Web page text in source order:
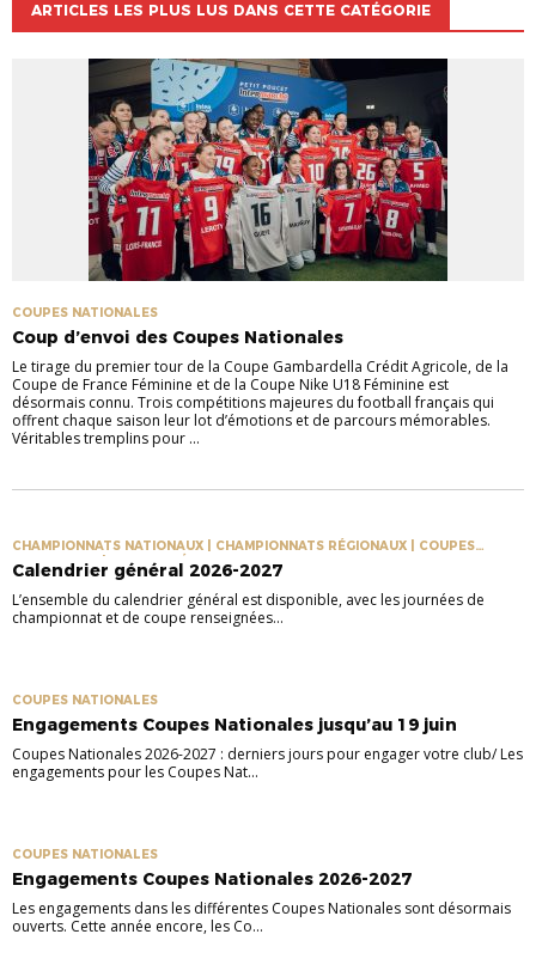
ARTICLES LES PLUS LUS DANS CETTE CATÉGORIE
COUPES NATIONALES
Coup d’envoi des Coupes Nationales
Le tirage du premier tour de la Coupe Gambardella Crédit Agricole, de la
Coupe de France Féminine et de la Coupe Nike U18 Féminine est
désormais connu. Trois compétitions majeures du football français qui
offrent chaque saison leur lot d’émotions et de parcours mémorables.
Véritables tremplins pour ...
CHAMPIONNATS NATIONAUX | CHAMPIONNATS RÉGIONAUX | COUPES
NATIONALES | COUPES RÉGIONALES
Calendrier général 2026-2027
L’ensemble du calendrier général est disponible, avec les journées de
championnat et de coupe renseignées...
COUPES NATIONALES
Engagements Coupes Nationales jusqu’au 19 juin
Coupes Nationales 2026-2027 : derniers jours pour engager votre club/ Les
engagements pour les Coupes Nat...
COUPES NATIONALES
Engagements Coupes Nationales 2026-2027
Les engagements dans les différentes Coupes Nationales sont désormais
ouverts. Cette année encore, les Co...